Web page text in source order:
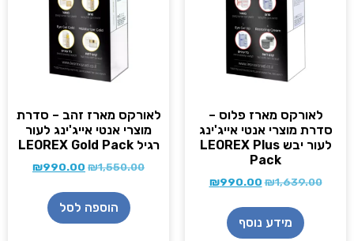
לאורקס מארז פלוס –
סדרת מוצרי אנטי אייג'ינג
לעור יבש LEOREX Plus
Pack
₪1,639.00
₪990.00
מידע נוסף
לאורקס מארז זהב – סדרת
מוצרי אנטי אייג'ינג לעור
רגיל LEOREX Gold Pack
₪1,550.00
₪990.00
הוספה לסל